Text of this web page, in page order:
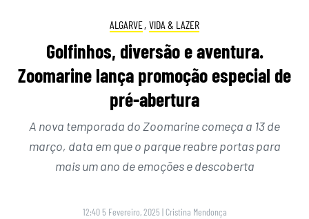
ALGARVE, VIDA & LAZER
Golfinhos, diversão e aventura.
Zoomarine lança promoção especial de
pré-abertura
A nova temporada do Zoomarine começa a 13 de
março, data em que o parque reabre portas para
mais um ano de emoções e descoberta
12:40 5 Fevereiro, 2025 | Cristina Mendonça